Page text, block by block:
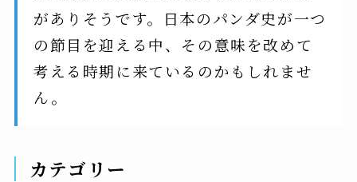
がありそうです。日本のパンダ史が一つ
の節目を迎える中、その意味を改めて
考える時期に来ているのかもしれませ
ん。
カテゴリー